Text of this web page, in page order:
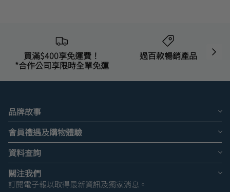
買滿$400享免運費！
*合作公司享限時全單免運
過百款暢銷產品
品牌故事
會員禮遇及購物體驗
資料查詢
關注我們
訂閱電子報以取得最新資訊及獨家消息。